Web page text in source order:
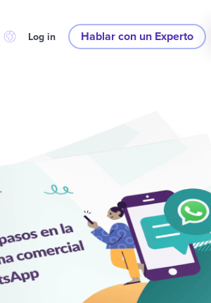
Log in Hablar con un Experto